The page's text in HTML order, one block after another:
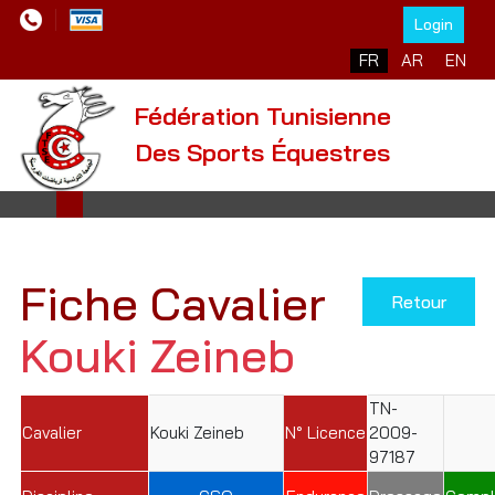
Login
Sélectionnez votre
FR AR EN
Fédération Tunisienne
Des Sports Équestres
Retour
Fiche Cavalier
Kouki Zeineb
Cavalier Kouki Zeineb N° Licence
TN-
2009-
97187